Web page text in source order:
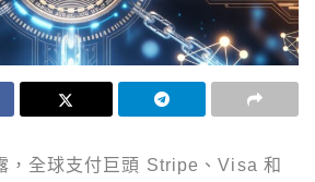
，全球支付巨頭 Stripe、Visa 和